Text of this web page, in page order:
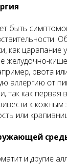
быть
как царапание
желудочно-
рвота
аллергию от
так как
к кожным
или
и другие